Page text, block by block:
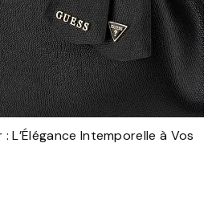
L’Élégance Intemporelle à Vos